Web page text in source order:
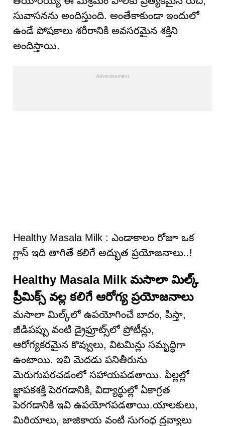
సువాసనను అందిస్తుంది. అంతేకాకుండా ఇందులో
ఉండే పోషకాలు శరీరానికి అవసరమైన శక్తిని
అందిస్తాయి.
Healthy Masala Milk : ఎండాకాలం రోజూ ఒక
గ్లాస్ ఇది తాగితే కలిగే అద్భుత ప్రయోజనాలు..!
Healthy Masala Milk మసాలా మిల్క్
ప్రీమిక్స్ వల్ల కలిగే ఆరోగ్య ప్రయోజనాలు
మసాలా మిల్క్‌లో ఉపయోగించే బాదం, పిస్తా,
జీడిపప్పు వంటి డ్రైఫ్రూట్స్‌లో ప్రోటీన్లు,
ఆరోగ్యకరమైన కొవ్వులు, విటమిన్లు సమృద్ధిగా
ఉంటాయి. ఇవి మెదడు పనితీరును
మెరుగుపరచడంలో సహాయపడతాయి. పిల్లల్లో
జ్ఞాపకశక్తి పెరగడానికి, విద్యార్థుల్లో ఏకాగ్రత
పెరగడానికి ఇవి ఉపయోగపడతాయి.యాలకులు,
మిరియాలు, జాజికాయ వంటి సుగంధ ద్రవ్యాలు